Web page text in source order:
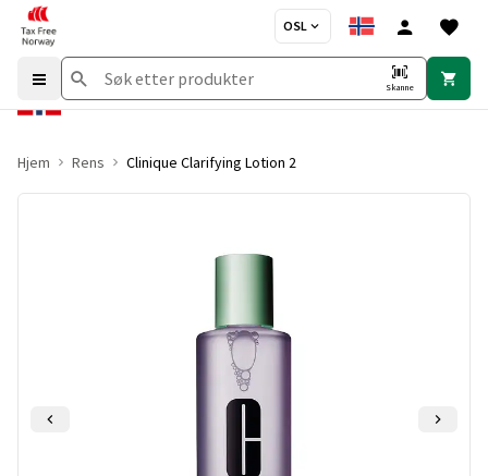
OSL
Skanne
Hjem Rens Clinique Clarifying Lotion 2